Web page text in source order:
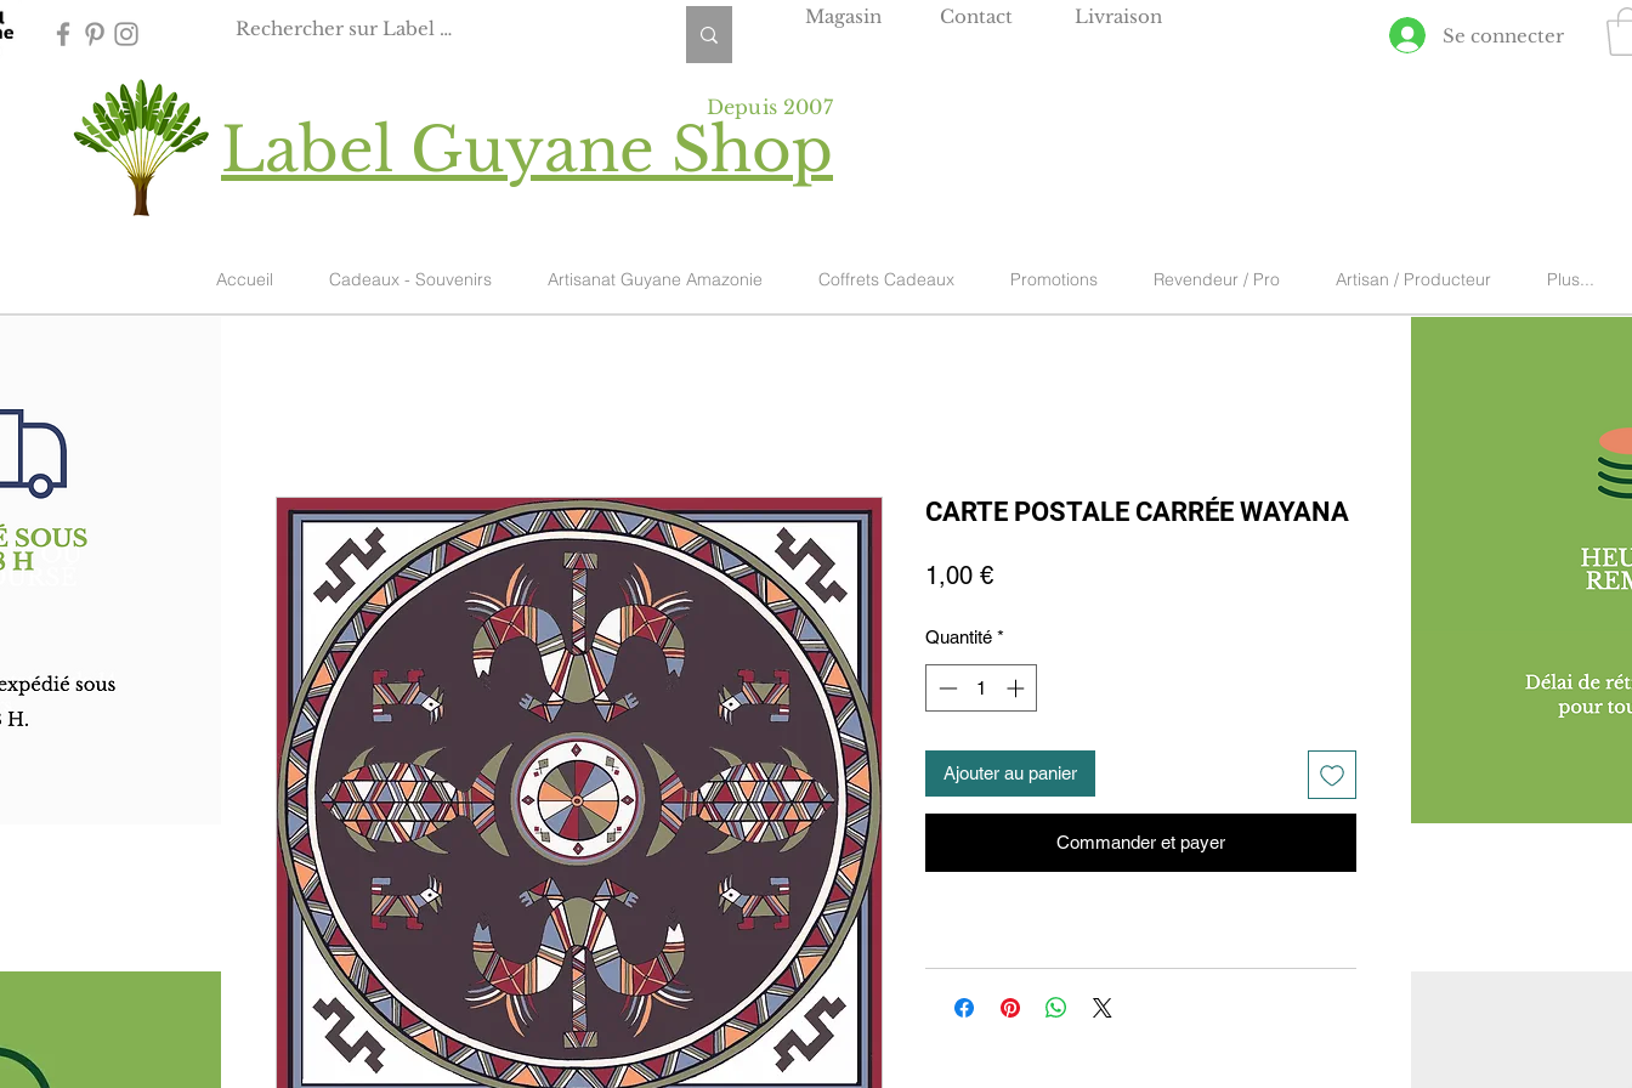
Magasin Contact
Livraison
Se connecter
Label Guyane Shop
Depuis 2007
Accueil Cadeaux - Souvenirs Artisanat Guyane Amazonie Coffrets Cadeaux Promotions Revendeur / Pro Artisan / Producteur Plus...
CARTE POSTALE CARRÉE WAYANA
1,00 €Prix
Quantité *
Ajouter au panier
Commander et payer